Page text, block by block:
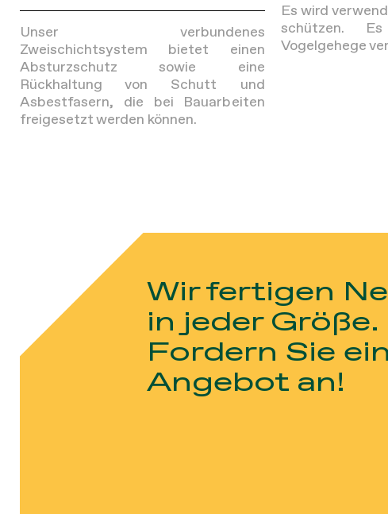
Unser verbundenes
Zweischichtsystem bietet einen
Absturzschutz sowie eine
Rückhaltung von Schutt und
Asbestfasern, die bei Bauarbeiten
freigesetzt werden können.
Es wird
schützen.
Vogelgehege
Wir fertigen
in jeder Größe.
Fordern Sie ein
Angebot an!